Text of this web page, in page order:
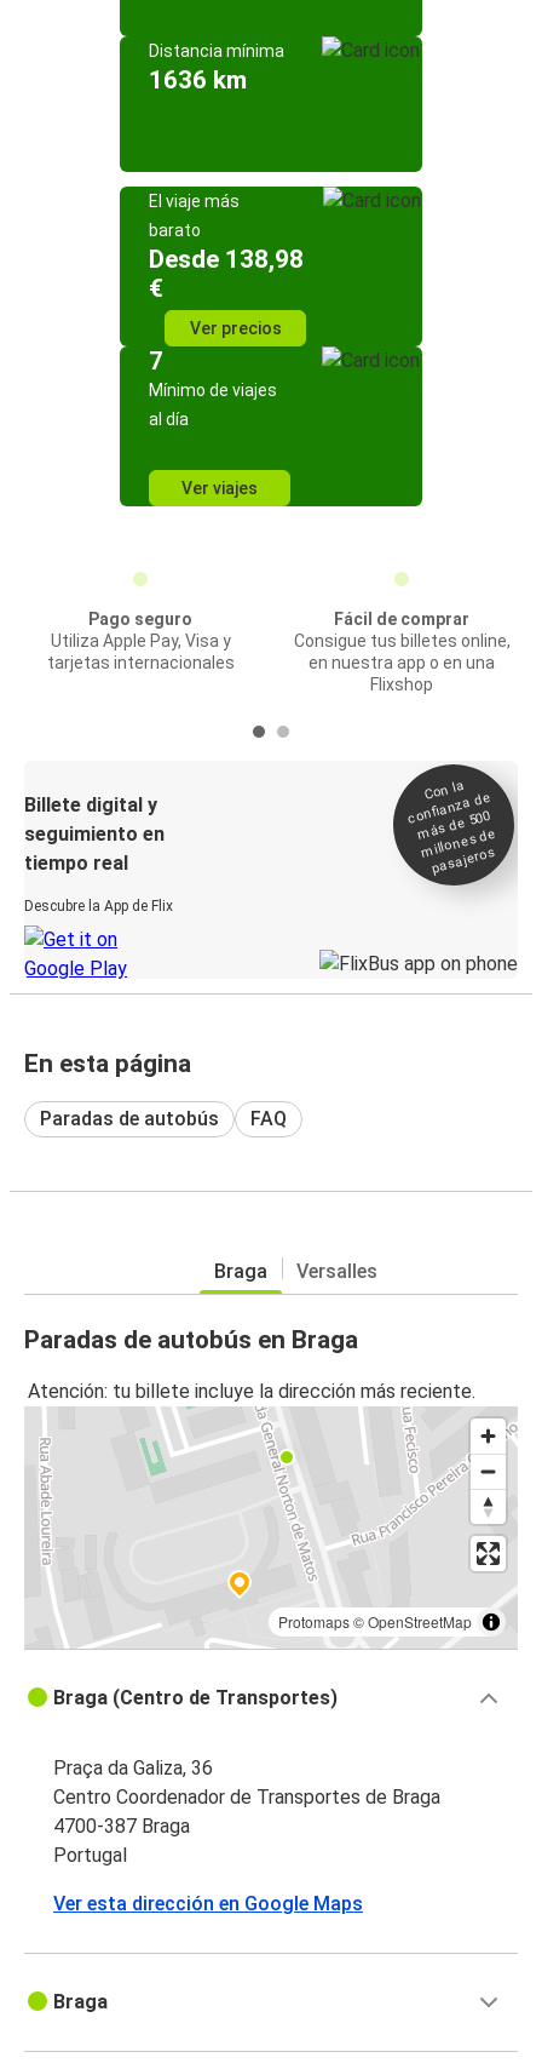
Distancia mínima
1636 km
El viaje más
barato
Desde 138,98
€
Ver precios
7
Mínimo de viajes
al día
Ver viajes
Pago seguro
Utiliza Apple Pay, Visa y
tarjetas internacionales
Fácil de comprar
Consigue tus billetes online,
en nuestra app o en una
Flixshop
Billete digital y
seguimiento en
tiempo real
Descubre la App de Flix
Con la
confianza de
más de 500
millones de
pasajeros
En esta página
Paradas de autobús FAQ
Braga Versalles
Paradas de autobús en Braga
Atención: tu billete incluye la dirección más reciente.
Protomaps©OpenStreetMap
Braga (Centro de Transportes)
Praça da Galiza, 36
Centro Coordenador de Transportes de Braga
4700-387 Braga
Portugal
Ver esta dirección en Google Maps
Braga